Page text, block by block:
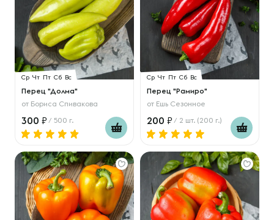
Ср Чт Пт Сб Вс
Перец "Долма"
от Бориса Спивакова
300 / 500 г.
Ср Чт Пт Сб Вс
Перец "Рамиро"
от Ешь Сезонное
200 / 2 шт. (200 г.)